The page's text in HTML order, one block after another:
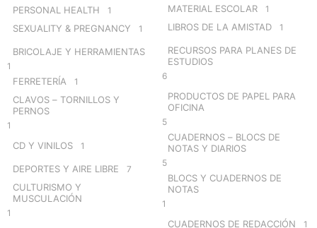
PERSONAL HEALTH 1
SEXUALITY & PREGNANCY 1
BRICOLAJE Y HERRAMIENTAS
1
FERRETERÍA 1
CLAVOS – TORNILLOS Y
PERNOS
1
CD Y VINILOS 1
DEPORTES Y AIRE LIBRE 7
CULTURISMO Y
MUSCULACIÓN
1
MATERIAL ESCOLAR 1
LIBROS DE LA AMISTAD 1
RECURSOS PARA PLANES DE
ESTUDIOS
6
PRODUCTOS DE PAPEL PARA
OFICINA
5
CUADERNOS – BLOCS DE
NOTAS Y DIARIOS
5
BLOCS Y CUADERNOS DE
NOTAS
1
CUADERNOS DE REDACCIÓN 1